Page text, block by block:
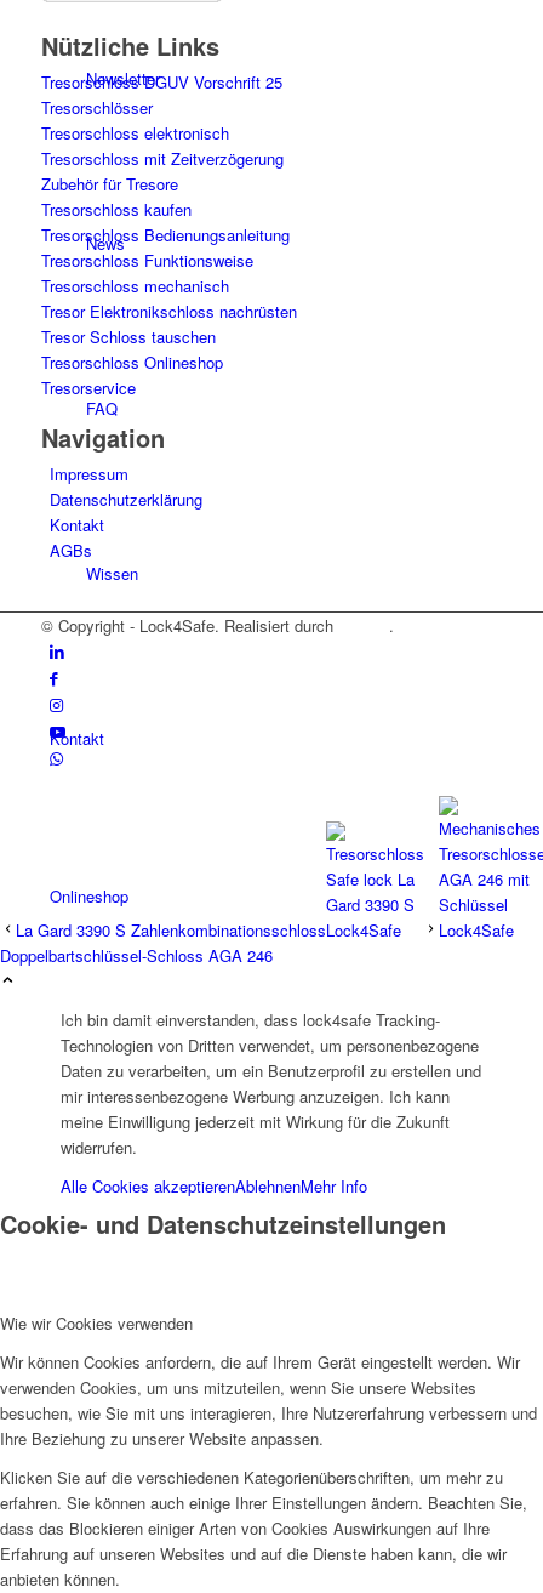
Newsletter
News
FAQ
Wissen
Kontakt
Onlineshop
Menü
Nützliche Links
Tresorschloss DGUV Vorschrift 25
Tresorschlösser
Tresorschloss elektronisch
Tresorschloss mit Zeitverzögerung
Zubehör für Tresore
Tresorschloss kaufen
Tresorschloss Bedienungsanleitung
Tresorschloss Funktionsweise
Tresorschloss mechanisch
Tresor Elektronikschloss nachrüsten
Tresor Schloss tauschen
Tresorschloss Onlineshop
Tresorservice
Navigation
Impressum
Datenschutzerklärung
Kontakt
AGBs
© Copyright - Lock4Safe. Realisiert durch .
La Gard 3390 S Zahlenkombinationsschloss
Doppelbartschlüssel-Schloss AGA 246
Ich bin damit einverstanden, dass lock4safe Tracking-
Technologien von Dritten verwendet, um personenbezogene
Daten zu verarbeiten, um ein Benutzerprofil zu erstellen und
mir interessenbezogene Werbung anzuzeigen. Ich kann
meine Einwilligung jederzeit mit Wirkung für die Zukunft
widerrufen.
Alle Cookies akzeptierenAblehnenMehr Info
Cookie- und Datenschutzeinstellungen
Wie wir Cookies verwenden
Wir können Cookies anfordern, die auf Ihrem Gerät eingestellt werden. Wir
verwenden Cookies, um uns mitzuteilen, wenn Sie unsere Websites
besuchen, wie Sie mit uns interagieren, Ihre Nutzererfahrung verbessern und
Ihre Beziehung zu unserer Website anpassen.
Klicken Sie auf die verschiedenen Kategorienüberschriften, um mehr zu
erfahren. Sie können auch einige Ihrer Einstellungen ändern. Beachten Sie,
dass das Blockieren einiger Arten von Cookies Auswirkungen auf Ihre
Erfahrung auf unseren Websites und auf die Dienste haben kann, die wir
anbieten können.